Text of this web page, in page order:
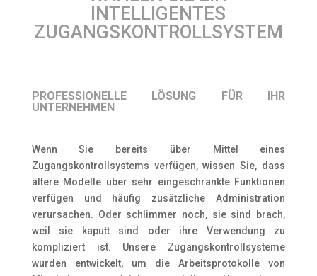
INTELLIGENTES
ZUGANGSKONTROLLSYSTEM
PROFESSIONELLE LÖSUNG FÜR IHR
UNTERNEHMEN
Wenn Sie bereits über Mittel eines
Zugangskontrollsystems verfügen, wissen Sie, dass
ältere Modelle über sehr eingeschränkte Funktionen
verfügen und häufig zusätzliche Administration
verursachen. Oder schlimmer noch, sie sind brach,
weil sie kaputt sind oder ihre Verwendung zu
kompliziert ist. Unsere Zugangskontrollsysteme
wurden entwickelt, um die Arbeitsprotokolle von